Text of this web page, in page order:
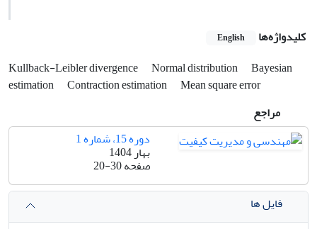
کلیدواژه‌ها English
Kullback-Leibler divergence Normal distribution
Bayesian
estimation
Contraction estimation
Mean square error
مراجع
دوره 15، شماره 1
بهار 1404
صفحه20-30
فایل ها